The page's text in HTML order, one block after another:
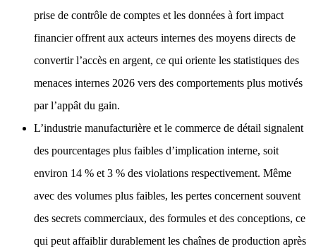
prise de contrôle de comptes et les données à fort impact
financier offrent aux acteurs internes des moyens directs de
convertir l’accès en argent, ce qui oriente les statistiques des
menaces internes 2026 vers des comportements plus motivés
par l’appât du gain.
L’industrie manufacturière et le commerce de détail signalent
des pourcentages plus faibles d’implication interne, soit
environ 14 % et 3 % des violations respectivement. Même
avec des volumes plus faibles, les pertes concernent souvent
des secrets commerciaux, des formules et des conceptions, ce
qui peut affaiblir durablement les chaînes de production après